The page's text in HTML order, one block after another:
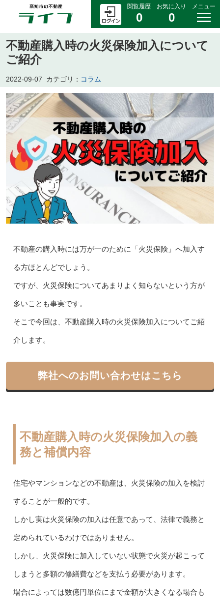
閲覧履歴
0
お気に入り
0
メニュー
不動産購入時の火災保険加入について
ご紹介
2022-09-07 カテゴリ： コラム
不動産の購入時には万が一のために「火災保険」へ加入す
る方ほとんどでしょう。
ですが、火災保険についてあまりよく知らないという方が
多いことも事実です。
そこで今回は、不動産購入時の火災保険加入についてご紹
介します。
弊社へのお問い合わせはこちら
不動産購入時の火災保険加入の義
務と補償内容
住宅やマンションなどの不動産は、火災保険の加入を検討
することが一般的です。
しかし実は火災保険の加入は任意であって、法律で義務と
定められているわけではありません。
しかし、火災保険に加入していない状態で火災が起こって
しまうと多額の修繕費などを支払う必要があります。
場合によっては数億円単位にまで金額が大きくなる場合も